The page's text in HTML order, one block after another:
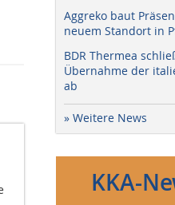
Aggreko baut
neuem Standort in
BDR Thermea
Übernahme der
ab
» Weitere News
KKA-